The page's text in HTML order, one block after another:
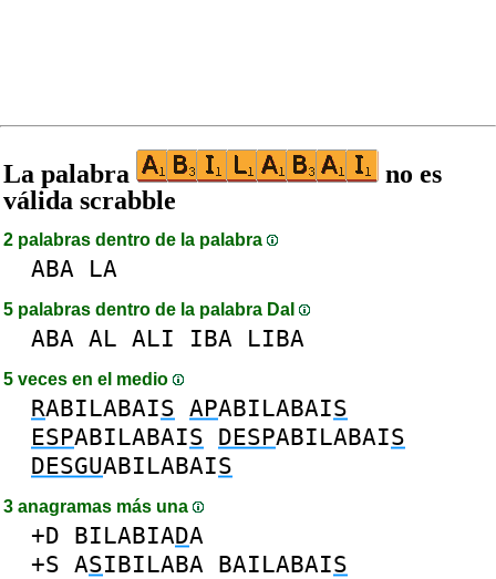
La palabra
no es
válida scrabble
2 palabras dentro de la palabra
ABA LA
5 palabras dentro de la palabra DaI
ABA AL ALI IBA LIBA
5 veces en el medio
RABILABAIS APABILABAIS
ESPABILABAIS DESPABILABAIS
DESGUABILABAIS
3 anagramas más una
+D BILABIADA
+S ASIBILABA BAILABAIS